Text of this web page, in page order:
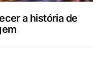
a história de